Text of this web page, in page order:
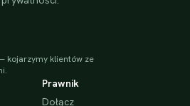
kojarzymy klientów ze
Prawnik
Dołącz